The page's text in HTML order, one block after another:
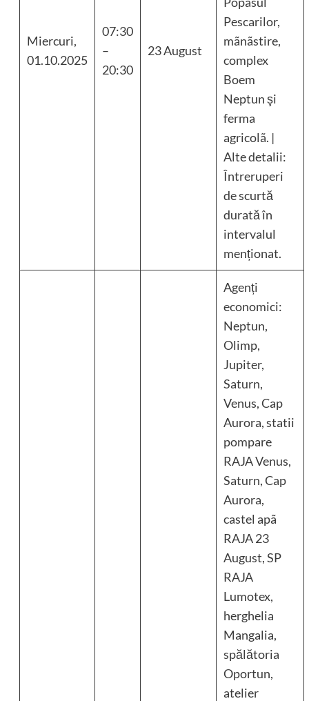
Miercuri,
01.10.2025
07:30
–
20:30
23 August
Pescarilor,
mãnãstire,
complex
Boem
Neptun şi
ferma
agricolã. |
Alte detalii:
Întreruperi
de scurtă
durată în
intervalul
menționat.
Agenți
economici:
Neptun,
Olimp,
Jupiter,
Saturn,
Venus, Cap
Aurora, statii
pompare
RAJA Venus,
Saturn, Cap
Aurora,
castel apã
RAJA 23
August, SP
RAJA
Lumotex,
herghelia
Mangalia,
spălătoria
Oportun,
atelier